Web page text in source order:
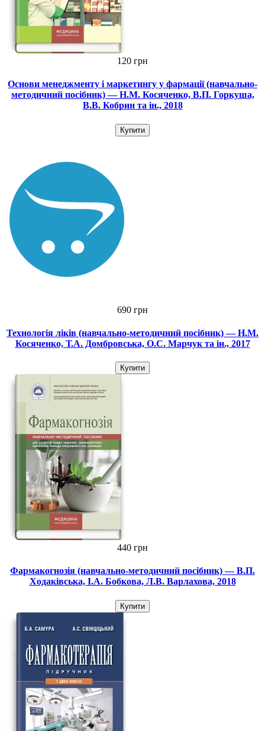
120 грн
Основи менеджменту і маркетингу у фармації (навчально-
методичний посібник) — Н.М. Косяченко, В.П. Горкуша,
В.В. Кобрин та ін., 2018
Купити
690 грн
Технологія ліків (навчально-методичний посібник) — Н.М.
Косяченко, Т.А. Домбровська, О.С. Марчук та ін., 2017
Купити
440 грн
Фармакогнозія (навчально-методичний посібник) — В.П.
Ходаківська, І.А. Бобкова, Л.В. Варлахова, 2018
Купити